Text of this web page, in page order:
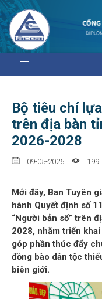
Bộ tiêu chí
trên địa bàn
2026-2028
09-05-2026 199
Mới đây, Ban Tuyên
hành Quyết định số
“Người bản số” trên
2028, nhằm triển
góp phần thúc đẩy
đồng bào dân tộc
biên giới.